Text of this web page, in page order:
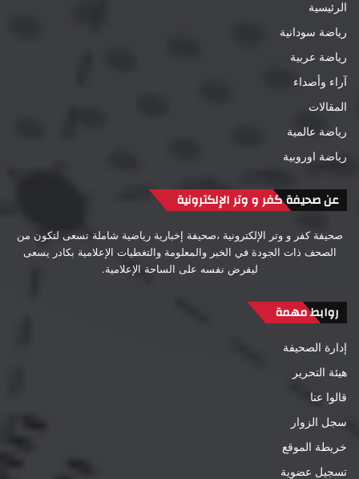
الرئيسية
رياضة سودانية
رياضة عربية
آراء وأصداء
المقالات
رياضة عالمية
رياضة اوروبية
عن صحيفة كفر و وتر الإلكترونية
صحيفة كفر و وتر الإلكترونية ،صحيفة إخبارية رياضية شاملة تسعى لتكون من
الصحف ذات الجودة في الخبر والمعلومة والتغطيات الإعلامية بكادر يسعى
ليفرض نفسه على الساحة الإعلامية.
روابط مهمة
إدارة الصحيفة
هيئة التحرير
قالوا عنا
سجل الزوار
خريطة الموقع
تسجيل عضوية